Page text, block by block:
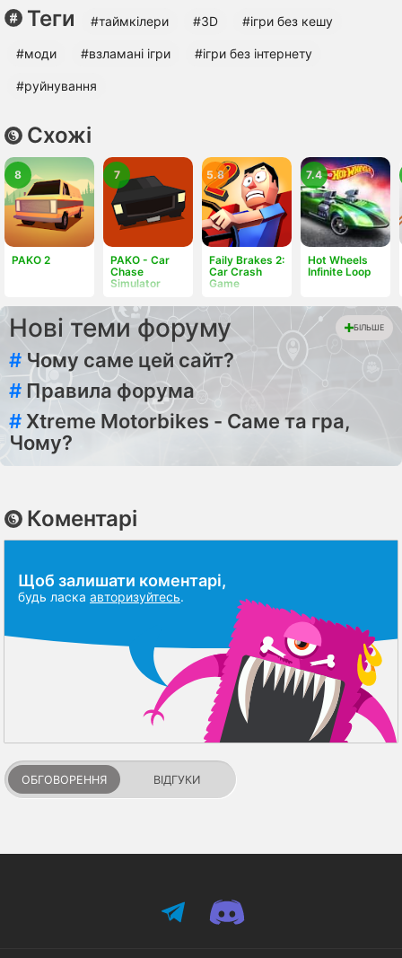
Теги #таймкілери #3D #ігри без кешу
#моди #взламані ігри #ігри без інтернету
#руйнування
Схожі
PAKO 2
8
PAKO - Car
Chase
Simulator
7
Faily Brakes 2:
Car Crash
Game
5.8
Hot Wheels
Infinite Loop
7.4
Нові теми форуму БІЛЬШЕ
# Чому саме цей сайт?
# Правила форума
# Xtreme Motorbikes - Саме та гра,
Чому?
Коментарі
Щоб залишати коментарі,
будь ласка авторизуйтесь.
ОБГОВОРЕННЯ ВІДГУКИ